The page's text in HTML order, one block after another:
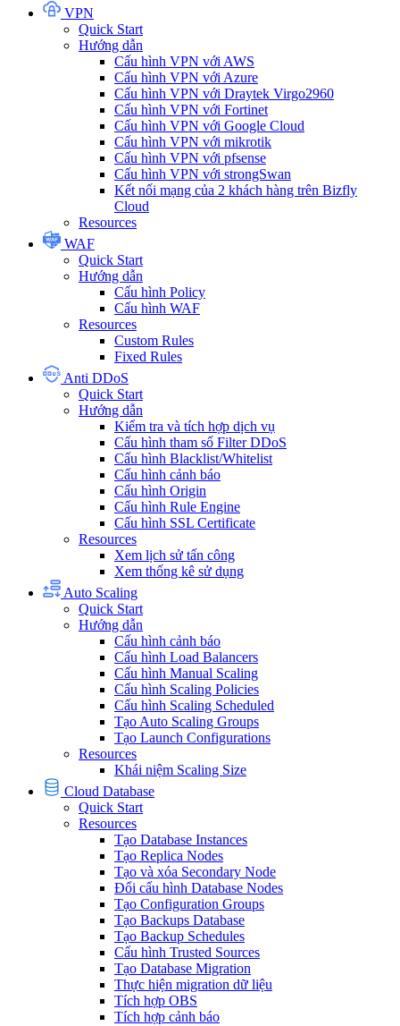
VPN
Quick Start
Hướng dẫn
Cấu hình VPN với AWS
Cấu hình VPN với Azure
Cấu hình VPN với Draytek Virgo2960
Cấu hình VPN với Fortinet
Cấu hình VPN với Google Cloud
Cấu hình VPN với mikrotik
Cấu hình VPN với pfsense
Cấu hình VPN với strongSwan
Kết nối mạng của 2 khách hàng trên Bizfly
Cloud
Resources
WAF
Quick Start
Hướng dẫn
Cấu hình Policy
Cấu hình WAF
Resources
Custom Rules
Fixed Rules
Anti DDoS
Quick Start
Hướng dẫn
Kiểm tra và tích hợp dịch vụ
Cấu hình tham số Filter DDoS
Cấu hình Blacklist/Whitelist
Cấu hình cảnh báo
Cấu hình Origin
Cấu hình Rule Engine
Cấu hình SSL Certificate
Resources
Xem lịch sử tấn công
Xem thống kê sử dụng
Auto Scaling
Quick Start
Hướng dẫn
Cấu hình cảnh báo
Cấu hình Load Balancers
Cấu hình Manual Scaling
Cấu hình Scaling Policies
Cấu hình Scaling Scheduled
Tạo Auto Scaling Groups
Tạo Launch Configurations
Resources
Khái niệm Scaling Size
Cloud Database
Quick Start
Resources
Tạo Database Instances
Tạo Replica Nodes
Tạo và xóa Secondary Node
Đổi cấu hình Database Nodes
Tạo Configuration Groups
Tạo Backups Database
Tạo Backup Schedules
Cấu hình Trusted Sources
Tạo Database Migration
Thực hiện migration dữ liệu
Tích hợp OBS
Tích hợp cảnh báo